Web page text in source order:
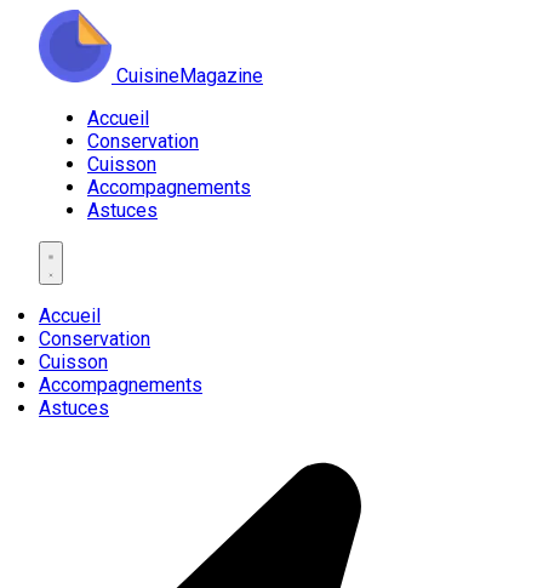
CuisineMagazine
Accueil
Conservation
Cuisson
Accompagnements
Astuces
Accueil
Conservation
Cuisson
Accompagnements
Astuces